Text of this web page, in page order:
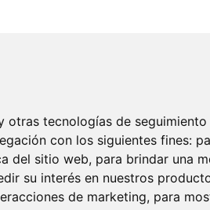
otras tecnologías de seguimiento
con los siguientes fines:
del sitio web, para brindar una
su interés en nuestros
de marketing, para
elegancia y la funcionalidad en su
negro que añade un toque de misterio